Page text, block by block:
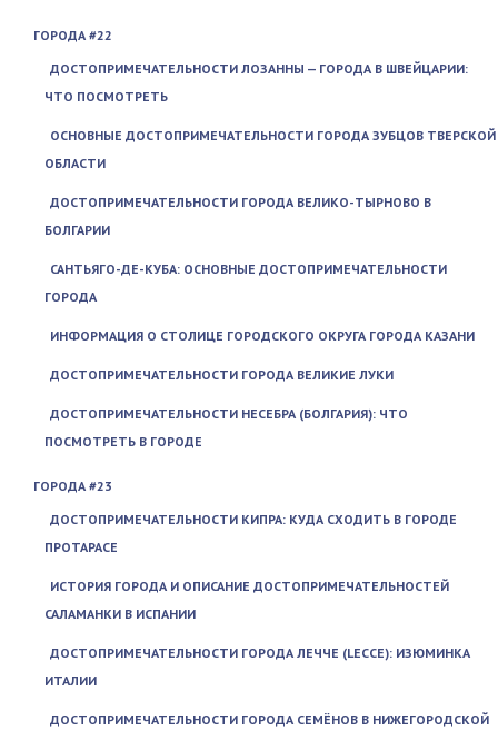
ГОРОДА #22
ДОСТОПРИМЕЧАТЕЛЬНОСТИ ЛОЗАННЫ — ГОРОДА В ШВЕЙЦАРИИ:
ЧТО ПОСМОТРЕТЬ
ОСНОВНЫЕ ДОСТОПРИМЕЧАТЕЛЬНОСТИ ГОРОДА ЗУБЦОВ ТВЕРСКОЙ
ОБЛАСТИ
ДОСТОПРИМЕЧАТЕЛЬНОСТИ ГОРОДА ВЕЛИКО-ТЫРНОВО В
БОЛГАРИИ
САНТЬЯГО-ДЕ-КУБА: ОСНОВНЫЕ ДОСТОПРИМЕЧАТЕЛЬНОСТИ
ГОРОДА
ИНФОРМАЦИЯ О СТОЛИЦЕ ГОРОДСКОГО ОКРУГА ГОРОДА КАЗАНИ
ДОСТОПРИМЕЧАТЕЛЬНОСТИ ГОРОДА ВЕЛИКИЕ ЛУКИ
ДОСТОПРИМЕЧАТЕЛЬНОСТИ НЕСЕБРА (БОЛГАРИЯ): ЧТО
ПОСМОТРЕТЬ В ГОРОДЕ
ГОРОДА #23
ДОСТОПРИМЕЧАТЕЛЬНОСТИ КИПРА: КУДА СХОДИТЬ В ГОРОДЕ
ПРОТАРАСЕ
ИСТОРИЯ ГОРОДА И ОПИСАНИЕ ДОСТОПРИМЕЧАТЕЛЬНОСТЕЙ
САЛАМАНКИ В ИСПАНИИ
ДОСТОПРИМЕЧАТЕЛЬНОСТИ ГОРОДА ЛЕЧЧЕ (LECCE): ИЗЮМИНКА
ИТАЛИИ
ДОСТОПРИМЕЧАТЕЛЬНОСТИ ГОРОДА СЕМЁНОВ В НИЖЕГОРОДСКОЙ